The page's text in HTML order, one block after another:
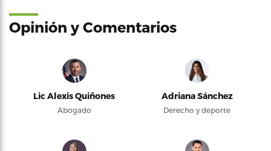
Opinión y Comentarios
Lic Alexis Quiñones
Abogado
Adriana Sánchez
Derecho y deporte